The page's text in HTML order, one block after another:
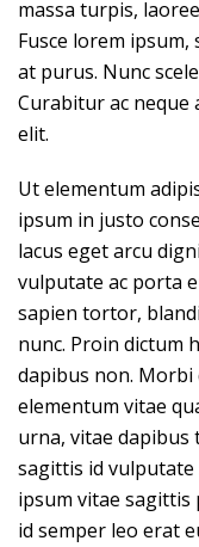
massa turpis,
Fusce lorem
at purus. Nunc
Curabitur ac neque
elit.
Ut elementum
ipsum in justo
lacus eget arcu
vulputate ac porta
sapien tortor,
nunc. Proin dictum
dapibus non. Morbi
elementum vitae
urna, vitae
sagittis id vulputate
ipsum vitae sagittis
id semper leo erat